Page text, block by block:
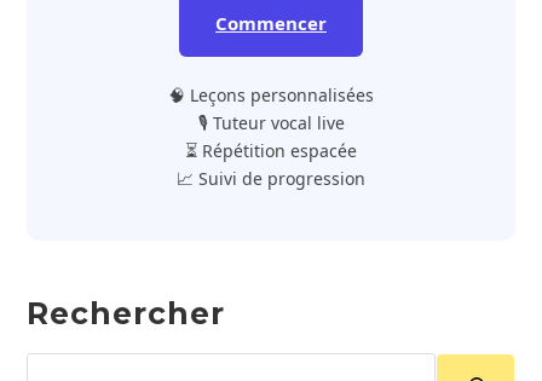
Commencer
🧠 Leçons personnalisées
🎙️ Tuteur vocal live
⏳ Répétition espacée
📈 Suivi de progression
Rechercher